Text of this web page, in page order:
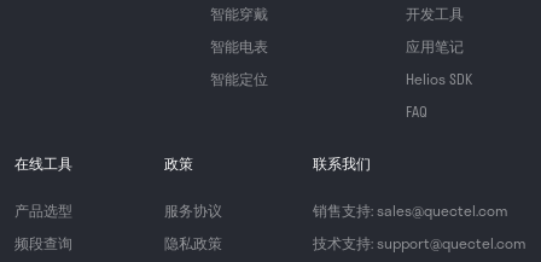
智能穿戴
智能电表
智能定位
开发工具
应用笔记
Helios SDK
FAQ
在线工具
产品选型
频段查询
政策
服务协议
隐私政策
联系我们
销售支持: sales@quectel.com
技术支持: support@quectel.com